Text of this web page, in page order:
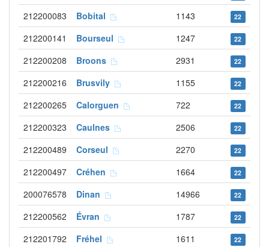
212200083 Bobital 1143 22
212200141 Bourseul 1247 22
212200208 Broons 2931 22
212200216 Brusvily 1155 22
212200265 Calorguen 722 22
212200323 Caulnes 2506 22
212200489 Corseul 2270 22
212200497 Créhen 1664 22
200076578 Dinan 14966 22
212200562 Évran 1787 22
212201792 Fréhel 1611 22